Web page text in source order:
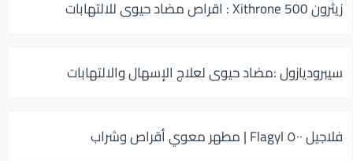
زيثرون 500 Xithrone : اقراص مضاد حيوى للالتهابات
سيبروديازول :مضاد حيوى لعلاج الإسهال والالتهابات
فلاجيل ٥٠٠ Flagyl | مطهر معوي أقراص وشراب